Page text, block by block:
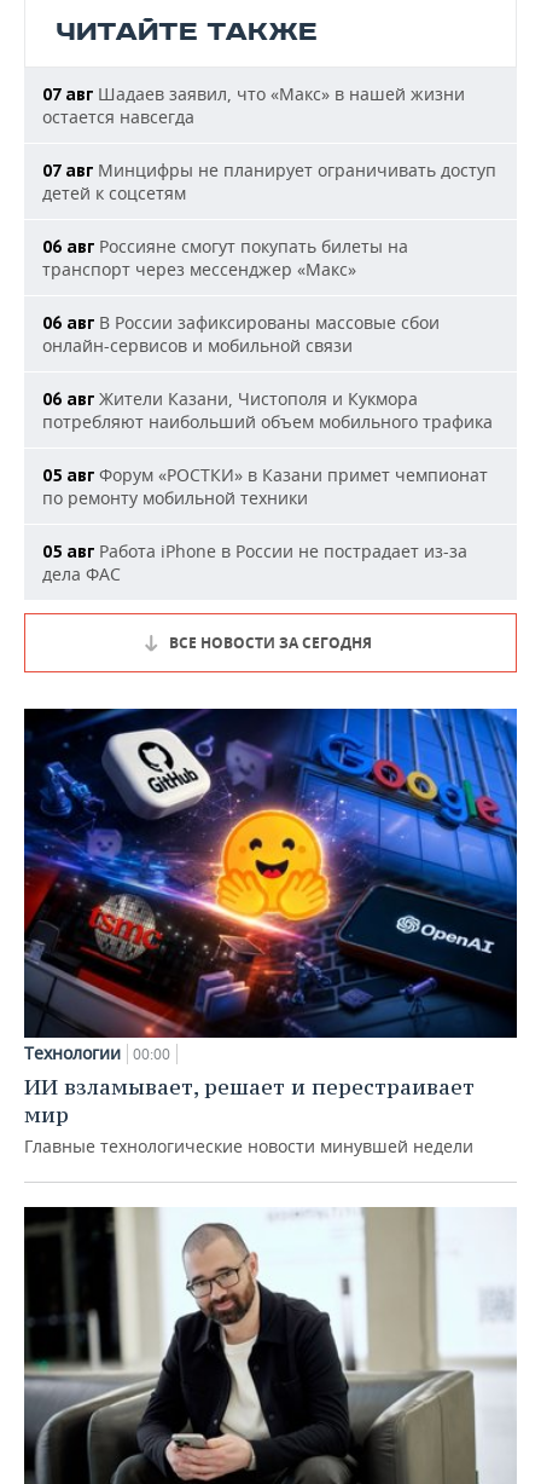
ЧИТАЙТЕ ТАКЖЕ
07 авг Шадаев заявил, что «Макс» в нашей жизни
остается навсегда
07 авг Минцифры не планирует ограничивать доступ
детей к соцсетям
06 авг Россияне смогут покупать билеты на
транспорт через мессенджер «Макс»
06 авг В России зафиксированы массовые сбои
онлайн-сервисов и мобильной связи
06 авг Жители Казани, Чистополя и Кукмора
потребляют наибольший объем мобильного трафика
05 авг Форум «РОСТКИ» в Казани примет чемпионат
по ремонту мобильной техники
05 авг Работа iPhone в России не пострадает из-за
дела ФАС
ВСЕ НОВОСТИ ЗА СЕГОДНЯ
Технологии 00:00
ИИ взламывает, решает и перестраивает
мир
Главные технологические новости минувшей недели